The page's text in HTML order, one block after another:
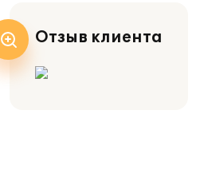
Отзыв клиента